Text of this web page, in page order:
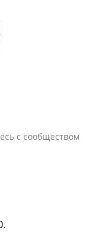
с сообществом